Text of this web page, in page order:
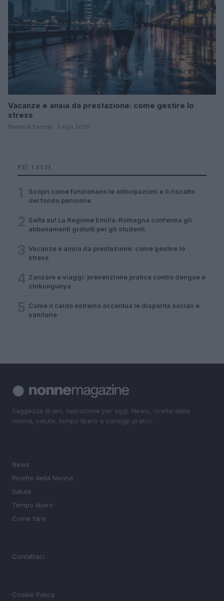
Vacanze e ansia da prestazione: come gestire lo
stress
Beatrice Beretta · 5 Ago 2026
PIÙ LETTI
Scopri come funzionano le anticipazioni e il riscatto
del fondo pensione
Salta su! La Regione Emilia-Romagna conferma gli
abbonamenti gratuiti per gli studenti
Vacanze e ansia da prestazione: come gestire lo
stress
Zanzare e viaggi: prevenzione pratica contro dengue e
chikungunya
Come il caldo estremo accentua le disparità sociali e
sanitarie
Saggezza di ieri, ispirazione per oggi. News, ricette della
nonna, salute, tempo libero e consigli pratici.
News
Ricette della Nonna
Salute
Tempo libero
Come fare
Contattaci
Cookie Policy